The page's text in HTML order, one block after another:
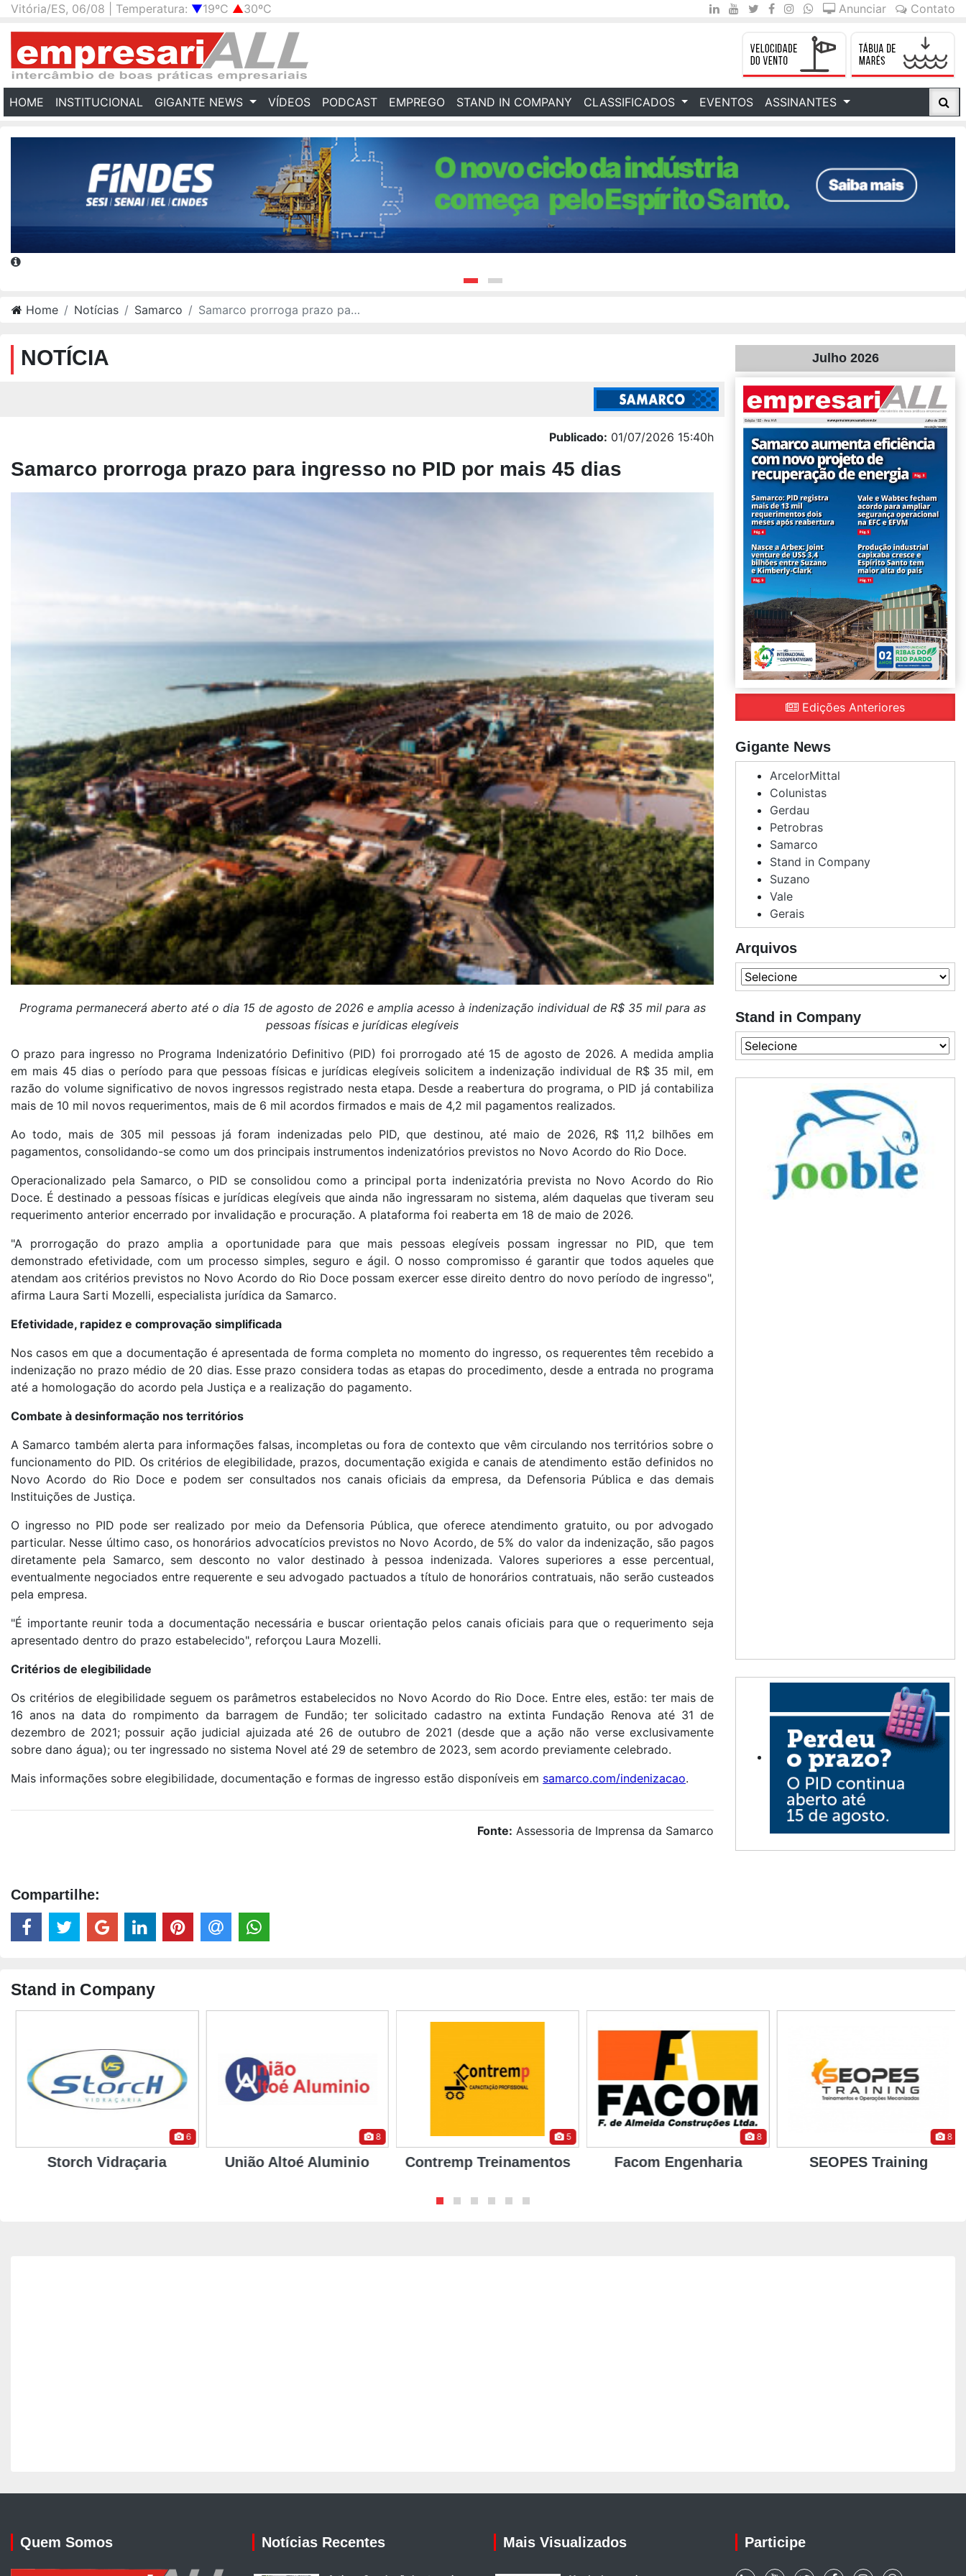
Vitória/ES, 06/08 | Temperatura: ▼19ºC ▲30ºC Anunciar Contato
HOME (CURRENT)
INSTITUCIONAL GIGANTE NEWS VÍDEOS PODCAST EMPREGO STAND IN COMPANY CLASSIFICADOS EVENTOS ASSINANTES
Home Notícias Samarco Samarco prorroga prazo para ingresso no PID por mais 45 dias
NOTÍCIA
Publicado: 01/07/2026 15:40h
Samarco prorroga prazo para ingresso no PID por mais 45 dias
Programa permanecerá aberto até o dia 15 de agosto de 2026 e amplia acesso à indenização individual de R$ 35 mil para as
pessoas físicas e jurídicas elegíveis
O prazo para ingresso no Programa Indenizatório Definitivo (PID) foi prorrogado até 15 de agosto de 2026. A medida amplia
em mais 45 dias o período para que pessoas físicas e jurídicas elegíveis solicitem a indenização individual de R$ 35 mil, em
razão do volume significativo de novos ingressos registrado nesta etapa. Desde a reabertura do programa, o PID já contabiliza
mais de 10 mil novos requerimentos, mais de 6 mil acordos firmados e mais de 4,2 mil pagamentos realizados.
Ao todo, mais de 305 mil pessoas já foram indenizadas pelo PID, que destinou, até maio de 2026, R$ 11,2 bilhões em
pagamentos, consolidando-se como um dos principais instrumentos indenizatórios previstos no Novo Acordo do Rio Doce.
Operacionalizado pela Samarco, o PID se consolidou como a principal porta indenizatória prevista no Novo Acordo do Rio
Doce. É destinado a pessoas físicas e jurídicas elegíveis que ainda não ingressaram no sistema, além daquelas que tiveram seu
requerimento anterior encerrado por invalidação e procuração. A plataforma foi reaberta em 18 de maio de 2026.
"A prorrogação do prazo amplia a oportunidade para que mais pessoas elegíveis possam ingressar no PID, que tem
demonstrado efetividade, com um processo simples, seguro e ágil. O nosso compromisso é garantir que todos aqueles que
atendam aos critérios previstos no Novo Acordo do Rio Doce possam exercer esse direito dentro do novo período de ingresso",
afirma Laura Sarti Mozelli, especialista jurídica da Samarco.
Efetividade, rapidez e comprovação simplificada
Nos casos em que a documentação é apresentada de forma completa no momento do ingresso, os requerentes têm recebido a
indenização no prazo médio de 20 dias. Esse prazo considera todas as etapas do procedimento, desde a entrada no programa
até a homologação do acordo pela Justiça e a realização do pagamento.
Combate à desinformação nos territórios
A Samarco também alerta para informações falsas, incompletas ou fora de contexto que vêm circulando nos territórios sobre o
funcionamento do PID. Os critérios de elegibilidade, prazos, documentação exigida e canais de atendimento estão definidos no
Novo Acordo do Rio Doce e podem ser consultados nos canais oficiais da empresa, da Defensoria Pública e das demais
Instituições de Justiça.
O ingresso no PID pode ser realizado por meio da Defensoria Pública, que oferece atendimento gratuito, ou por advogado
particular. Nesse último caso, os honorários advocatícios previstos no Novo Acordo, de 5% do valor da indenização, são pagos
diretamente pela Samarco, sem desconto no valor destinado à pessoa indenizada. Valores superiores a esse percentual,
eventualmente negociados entre requerente e seu advogado pactuados a título de honorários contratuais, não serão custeados
pela empresa.
"É importante reunir toda a documentação necessária e buscar orientação pelos canais oficiais para que o requerimento seja
apresentado dentro do prazo estabelecido", reforçou Laura Mozelli.
Critérios de elegibilidade
Os critérios de elegibilidade seguem os parâmetros estabelecidos no Novo Acordo do Rio Doce. Entre eles, estão: ter mais de
16 anos na data do rompimento da barragem de Fundão; ter solicitado cadastro na extinta Fundação Renova até 31 de
dezembro de 2021; possuir ação judicial ajuizada até 26 de outubro de 2021 (desde que a ação não verse exclusivamente
sobre dano água); ou ter ingressado no sistema Novel até 29 de setembro de 2023, sem acordo previamente celebrado.
Mais informações sobre elegibilidade, documentação e formas de ingresso estão disponíveis em samarco.com/indenizacao.
Fonte: Assessoria de Imprensa da Samarco
Compartilhe:
Julho 2026
Edições Anteriores
Gigante News
ArcelorMittal
Colunistas
Gerdau
Petrobras
Samarco
Stand in Company
Suzano
Vale
Gerais
Arquivos
Stand in Company
Stand in Company
6
Storch Vidraçaria
8
União Altoé Aluminio
5
Contremp Treinamentos
8
Facom Engenharia
8
SEOPES Training
Quem Somos Notícias Recentes Mais Visualizados Participe